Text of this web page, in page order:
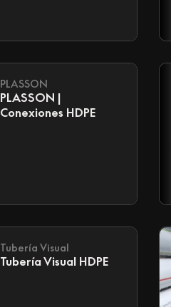
PLASSON
PLASSON |
Conexiones HDPE
Tubería Visual
Tubería Visual HDPE